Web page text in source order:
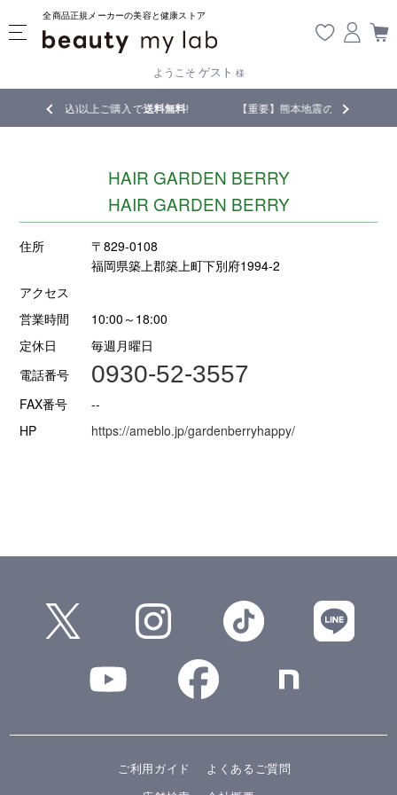
全商品正規メーカーの美容と健康ストア
ようこそ ゲスト 様
)以上ご購入で送料無料! 【重要】熊本地震の影響により遅延が生じてお
HAIR GARDEN BERRY
HAIR GARDEN BERRY
住所
〒829-0108
福岡県築上郡築上町下別府1994-2
アクセス
営業時間
10:00～18:00
定休日
毎週月曜日
電話番号
0930-52-3557
FAX番号
--
HP
https://ameblo.jp/gardenberryhappy/
ご利用ガイド
よくあるご質問